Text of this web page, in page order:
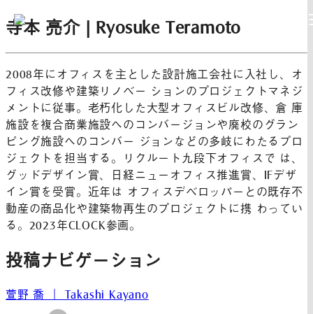
寺本 亮介 | Ryosuke Teramoto
2008年にオフィスを主とした設計施工会社に入社し、オ
フィス改修や建築リノベー ションのプロジェクトマネジ
メントに従事。老朽化した大型オフィスビル改修、倉 庫
施設を複合商業施設へのコンバージョンや廃校のグラン
ピング施設へのコンバー ジョンなどの多岐にわたるプロ
ジェクトを担当する。リクルート九段下オフィスで は、
グッドデザイン賞、日経ニューオフィス推進賞、IFデザ
イン賞を受賞。近年は オフィスデベロッパーとの既存不
動産の商品化や建築物再生のプロジェクトに携 わってい
る。2023年CLOCK参画。
投稿ナビゲーション
萱野 喬 ｜ Takashi Kayano